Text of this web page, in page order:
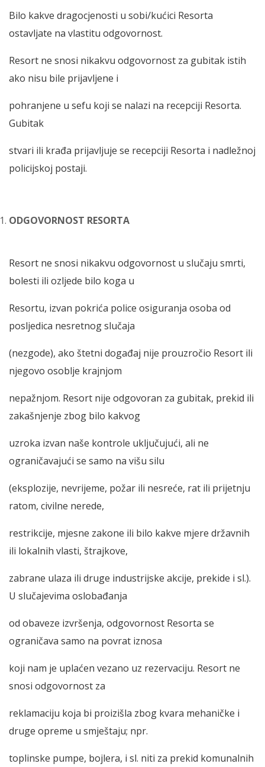
Bilo kakve dragocjenosti u sobi/kućici Resorta
ostavljate na vlastitu odgovornost.
Resort ne snosi nikakvu odgovornost za gubitak istih
ako nisu bile prijavljene i
pohranjene u sefu koji se nalazi na recepciji Resorta.
Gubitak
stvari ili krađa prijavljuje se recepciji Resorta i nadležnoj
policijskoj postaji.
ODGOVORNOST RESORTA
Resort ne snosi nikakvu odgovornost u slučaju smrti,
bolesti ili ozljede bilo koga u
Resortu, izvan pokrića police osiguranja osoba od
posljedica nesretnog slučaja
(nezgode), ako štetni događaj nije prouzročio Resort ili
njegovo osoblje krajnjom
nepažnjom. Resort nije odgovoran za gubitak, prekid ili
zakašnjenje zbog bilo kakvog
uzroka izvan naše kontrole uključujući, ali ne
ograničavajući se samo na višu silu
(eksplozije, nevrijeme, požar ili nesreće, rat ili prijetnju
ratom, civilne nerede,
restrikcije, mjesne zakone ili bilo kakve mjere državnih
ili lokalnih vlasti, štrajkove,
zabrane ulaza ili druge industrijske akcije, prekide i sl.).
U slučajevima oslobađanja
od obaveze izvršenja, odgovornost Resorta se
ograničava samo na povrat iznosa
koji nam je uplaćen vezano uz rezervaciju. Resort ne
snosi odgovornost za
reklamaciju koja bi proizišla zbog kvara mehaničke i
druge opreme u smještaju; npr.
toplinske pumpe, bojlera, i sl. niti za prekid komunalnih